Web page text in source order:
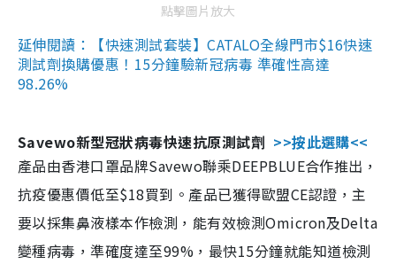
點擊圖片放大
延伸閱讀：【快速測試套裝】CATALO全線門市$16快速
測試劑換購優惠！15分鐘驗新冠病毒 準確性高達
98.26%
Savewo新型冠狀病毒快速抗原測試劑 >>按此選購<<
產品由香港口罩品牌Savewo聯乘DEEPBLUE合作推出，
抗疫優惠價低至$18買到。產品已獲得歐盟CE認證，主
要以採集鼻液樣本作檢測，能有效檢測Omicron及Delta
變種病毒，準確度達至99%，最快15分鐘就能知道檢測